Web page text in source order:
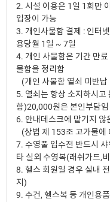
2. 시설 이용은 1일 1회만
입장이 가능
3. 개인사물함 결제 : 인터
용당월 1일 ~ 7일
4. 개인 사물함은 기간 만
물함을 정리함
(개인 사물함 열쇠 미반납
5. 열쇠는 항상 소지하시
함)20,000원은 본인부담임
6. 안내데스크에 맡기지 않
(상법 제 153조 고가물에
7. 수영풀 입수전 반드시
타 실외 수영복(래쉬가드,
8. 헬스 회원일 경우 실내
지)
9. 수건, 헬스복 등 개인용